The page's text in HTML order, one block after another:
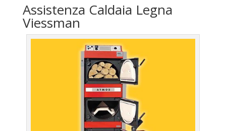
Assistenza Caldaia Legna
Viessman